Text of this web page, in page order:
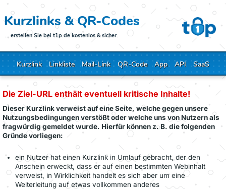
Kurzlinks & QR-Codes
… erstellen Sie bei t1p.de kostenlos & sicher.
Kurzlink Linkliste Mail-Link QR-Code App API SaaS
Die Ziel-URL enthält eventuell kritische Inhalte!
Dieser Kurzlink verweist auf eine Seite, welche gegen unsere
Nutzungsbedingungen verstößt oder welche uns von Nutzern als
fragwürdig gemeldet wurde. Hierfür können z. B. die folgenden
Gründe vorliegen:
ein Nutzer hat einen Kurzlink in Umlauf gebracht, der den
Anschein erweckt, dass er auf einen bestimmten Webinhalt
verweist, in Wirklichkeit handelt es sich aber um eine
Weiterleitung auf etwas vollkommen anderes